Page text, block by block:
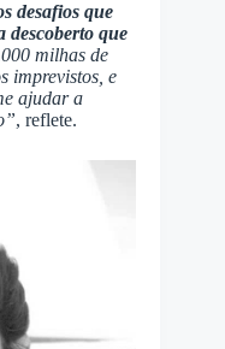
desafios que
descoberto que
milhas de
imprevistos, e
ajudar a
, reflete.